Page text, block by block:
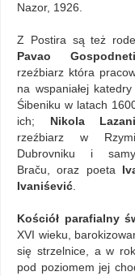
Nazor, 1926.
Z Postira są też
Pavao
rzeźbiarz która
na wspaniałej
Śibeniku w latach
ich; Nikola
rzeźbiarz w
Dubrovniku i
Braču, oraz poeta
Ivaniśević.
Kościół parafialny
XVI wieku,
się strzelnice, a w
pod poziomem jej